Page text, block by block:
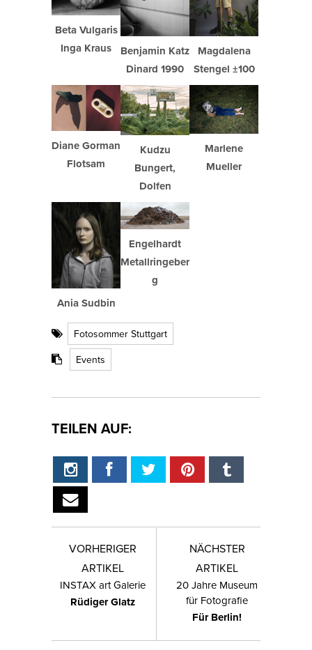
Beta Vulgaris
Inga Kraus
Benjamin Katz
Dinard 1990
Magdalena
Stengel ±100
Diane Gorman
Flotsam
Kudzu
Bungert,
Dolfen
Marlene
Mueller
Ania Sudbin
Engelhardt
Metallringeber
g
Fotosommer Stuttgart
Events
TEILEN AUF:
VORHERIGER
ARTIKEL
INSTAX art Galerie
Rüdiger Glatz
NÄCHSTER
ARTIKEL
20 Jahre Museum
für Fotografie
Für Berlin!